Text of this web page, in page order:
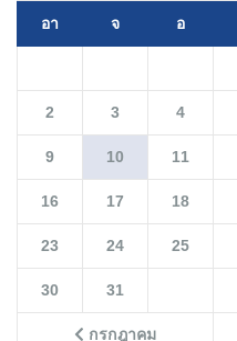
อา จ อ
กรกฎาคม
2 3 4
9 10 11
16 17 18
23 24 25
30 31